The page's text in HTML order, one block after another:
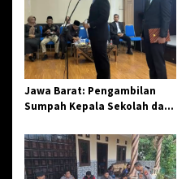
Jawa Barat: Pengambilan
Sumpah Kepala Sekolah dan
Penegasan Integritas
Aparatur Pendidikan dan
Birokrasi